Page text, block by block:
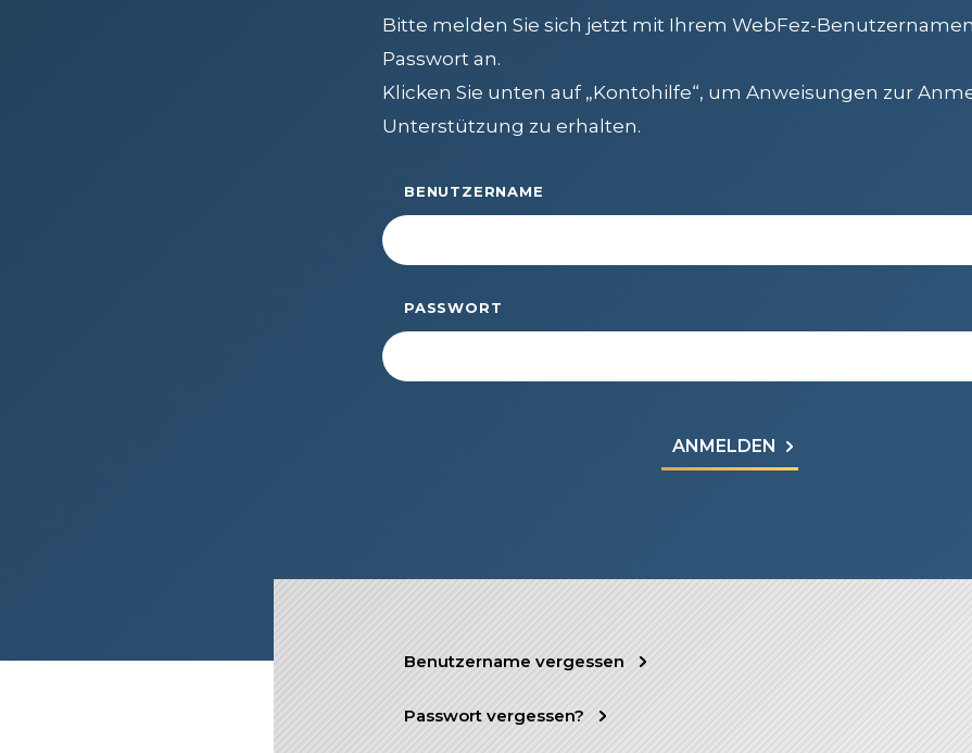
Unsere Verbindung mit Freemasonry
Nachrichten und Veranstaltungen
Bitte melden Sie sich jetzt mit Ihrem WebFez-
Passwort an.
Klicken Sie unten auf „Kontohilfe“, um Anweisungen zur
Unterstützung zu erhalten.
BENUTZERNAME
PASSWORT
Benutzername vergessen
Passwort vergessen?